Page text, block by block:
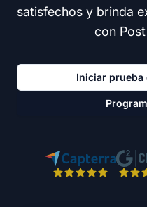
satisfechos y brinda
con
Iniciar prueba